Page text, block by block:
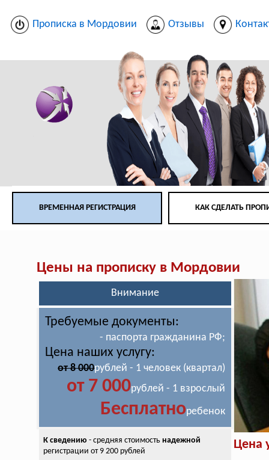
Прописка в Мордовии Отзывы
ВРЕМЕННАЯ РЕГИСТРАЦИЯ КАК СДЕЛАТЬ
Цены на прописку в Мордовии
Внимание
Требуемые документы:
- паспорта гражданина РФ;
Цена наших услугу:
от 8 000рублей - 1 человек (квартал)
от 7 000рублей - 1 взрослый
Бесплатноребенок
К сведению - средняя стоимость надежной
регистрации от 9 200 рублей
Цена